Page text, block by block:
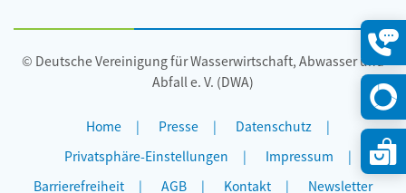
© Deutsche Vereinigung für Wasserwirtschaft, Abwasser und
Abfall e. V. (DWA)
Home Presse
Datenschutz
Privatsphäre-Einstellungen
Impressum
Barrierefreiheit
AGB Kontakt Newsletter